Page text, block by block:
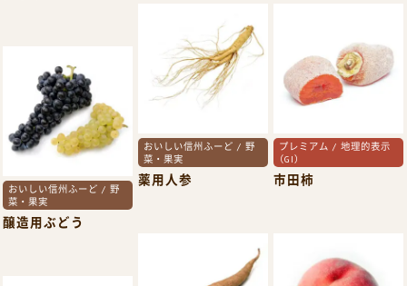
おいしい信州ふーど / 野
菜・果実
薬用人参
プレミアム / 地理的表示
（GI）
市田柿
おいしい信州ふーど / 野
菜・果実
醸造用ぶどう